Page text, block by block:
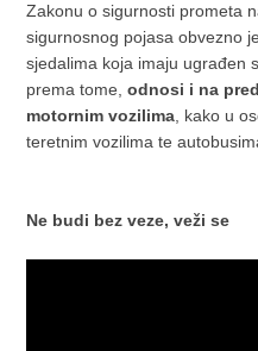
Zakonu o sigurnosti prometa
sigurnosnog pojasa obvezno
sjedalima koja imaju ugrađen
prema tome,odnosi i na
motornim vozilima, kako u
teretnim vozilima te
Ne budi bez veze, veži se